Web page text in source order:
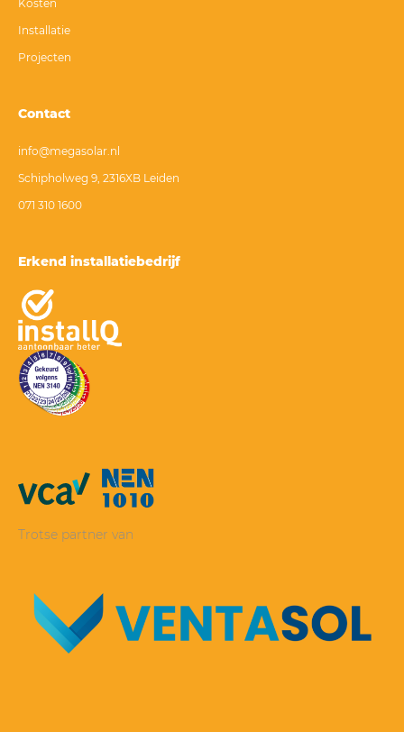
Kosten
Installatie
Projecten
Contact
info@megasolar.nl
Schipholweg 9, 2316XB Leiden
071 310 1600
Erkend installatiebedrijf
Trotse partner van